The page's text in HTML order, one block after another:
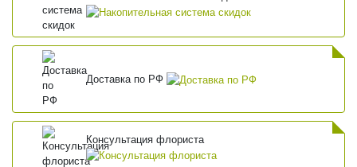
Доставка по РФ
Консультация флориста